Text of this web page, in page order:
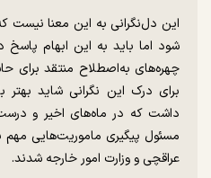
این دل‌نگرانی به این معنا
شود اما باید به این ابهام
چهره‌های به‌اصطلاح منتقد برای
برای درک این نگرانی شاید بهتر
داشت که در ماه‌های اخیر و درست
مسئول پیگیری ماموریت‌هایی مهم
عراقچی و وزارت امور خارجه شدند.